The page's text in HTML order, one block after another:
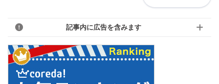
記事内に広告を含みます